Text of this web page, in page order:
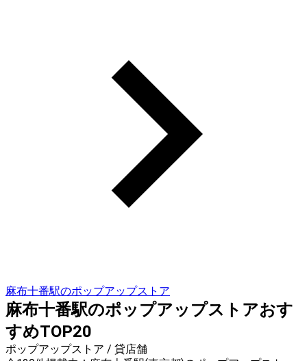
麻布十番駅のポップアップストア
麻布十番駅のポップアップストアおす
すめTOP20
ポップアップストア / 貸店舗